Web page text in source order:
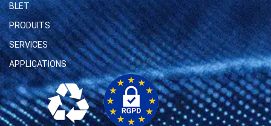
BLET
PRODUITS
SERVICES
APPLICATIONS